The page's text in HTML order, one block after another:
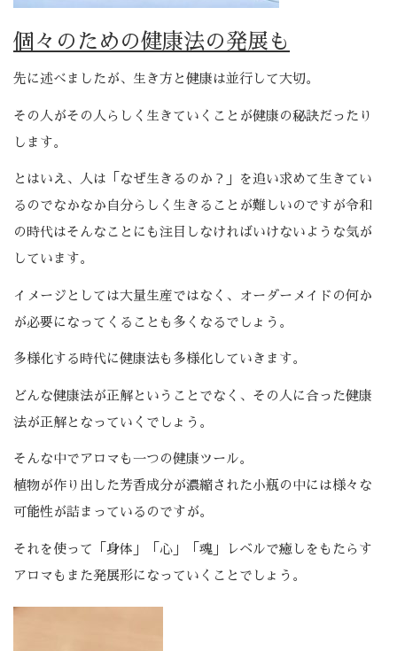
個々のための健康法の発展も
先に述べましたが、生き方と健康は並行して大切。
その人がその人らしく生きていくことが健康の秘訣だったり
します。
とはいえ、人は「なぜ生きるのか？」を追い求めて生きてい
るのでなかなか自分らしく生きることが難しいのですが令和
の時代はそんなことにも注目しなければいけないような気が
しています。
イメージとしては大量生産ではなく、オーダーメイドの何か
が必要になってくることも多くなるでしょう。
多様化する時代に健康法も多様化していきます。
どんな健康法が正解ということでなく、その人に合った健康
法が正解となっていくでしょう。
そんな中でアロマも一つの健康ツール。
植物が作り出した芳香成分が濃縮された小瓶の中には様々な
可能性が詰まっているのですが。
それを使って「身体」「心」「魂」レベルで癒しをもたらす
アロマもまた発展形になっていくことでしょう。